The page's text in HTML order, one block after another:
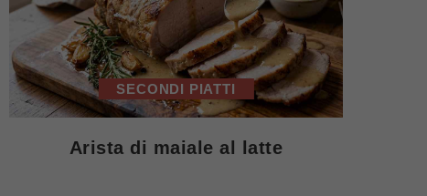
SECONDI PIATTI
Arista di maiale al latte